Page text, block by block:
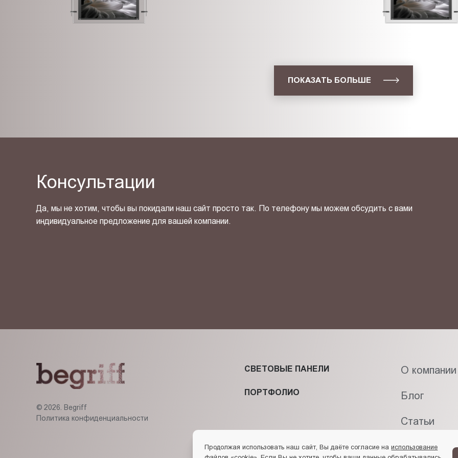
ПОКАЗАТЬ БОЛЬШЕ
Консультации
Да, мы не хотим, чтобы вы покидали наш сайт просто так. По телефону мы можем обсудить с вами
индивидуальное предложение для вашей компании.
© 2026. Begriff
Политика конфиденциальности
СВЕТОВЫЕ ПАНЕЛИ
ПОРТФОЛИО
О компании
Блог
Статьи
Контакты
Продолжая использовать наш сайт, Вы даёте согласие наиспользование